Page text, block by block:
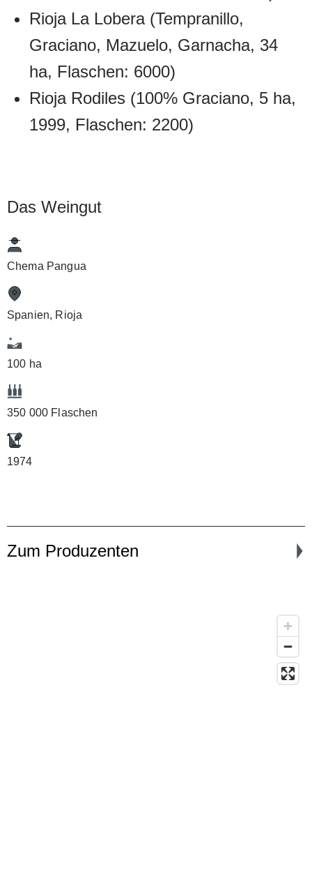
Rioja La Lobera (Tempranillo,
Graciano, Mazuelo, Garnacha, 34
ha, Flaschen: 6000)
Rioja Rodiles (100% Graciano, 5 ha,
1999, Flaschen: 2200)
Das Weingut
Chema Pangua
Spanien, Rioja
100 ha
350 000 Flaschen
1974
Zum Produzenten